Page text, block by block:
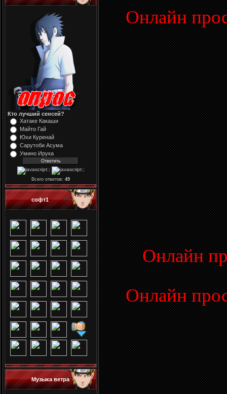
Кто лучший сенсей?
Хатаке Какаши
Майто Гай
Юхи Куренай
Сарутоби Асума
Умино Ирука
Всего ответов: 49
софт1
Музыка ветра
Онлайн
Онлайн
Онлайн